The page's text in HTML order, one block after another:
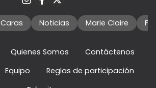
Caras Noticias Marie Claire
Quienes Somos
Contáctenos
Equipo
Reglas de participación